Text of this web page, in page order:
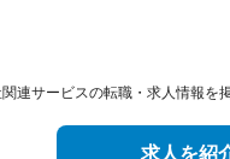
連サービスの転職・求人情報を
求人を紹